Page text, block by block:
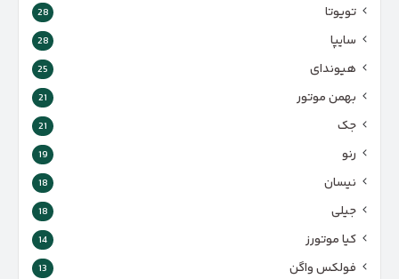
تویوتا 28
سایپا 28
هیوندای 25
بهمن موتور 21
جک 21
رنو 19
نیسان 18
جیلی 18
کیا موتورز 14
فولکس واگن 13